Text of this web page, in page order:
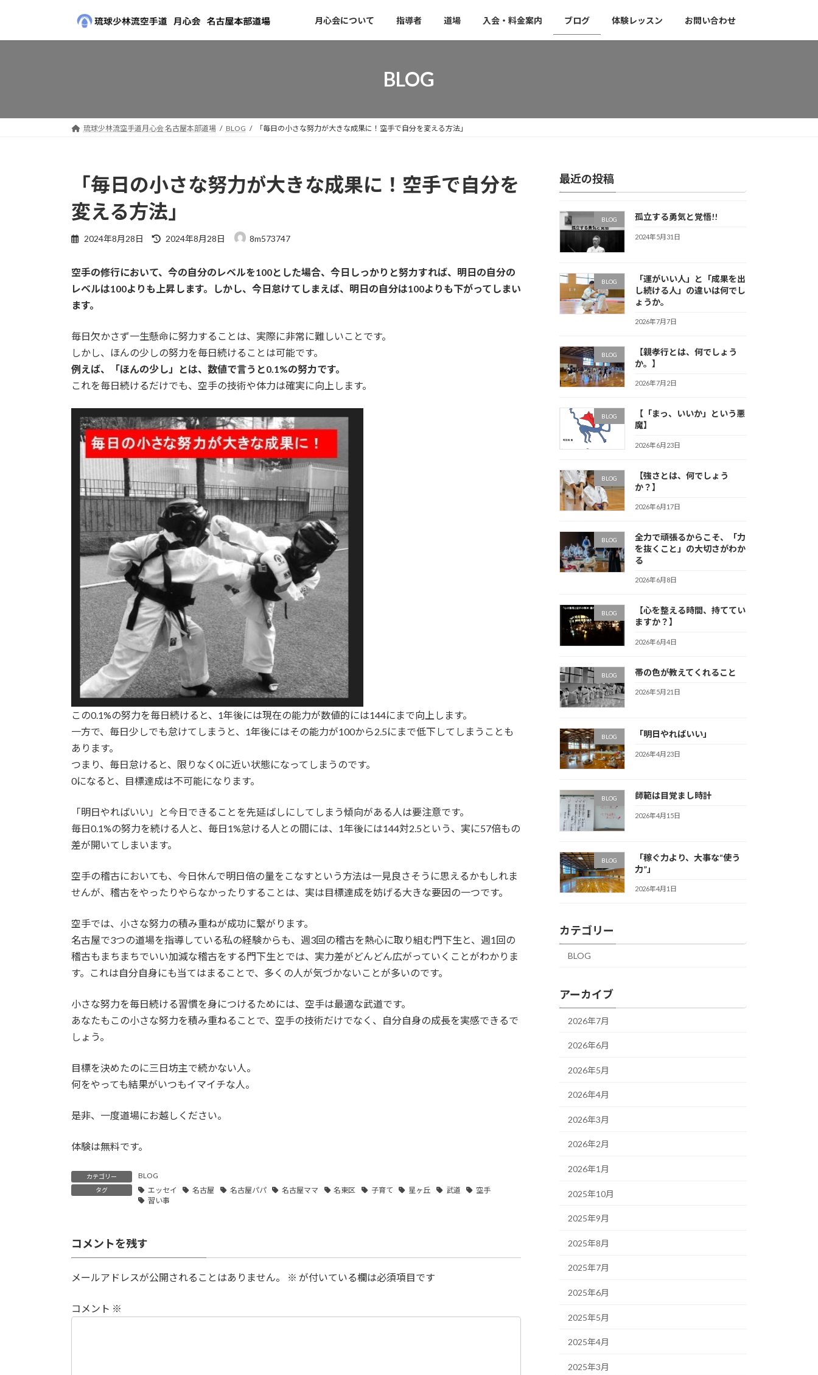
月心会について 指導者 道場 入会・料金案内 ブログ 体験レッスン お問い合わせ
BLOG
琉球少林流空手道月心会 名古屋本部道場 BLOG 「毎日の小さな努力が大きな成果に！空手で自分を変える方法」
「毎日の小さな努力が大きな成果に！空手で自分を
変える方法」
2024年8月28日
最
新
日
時
2024年8月28日 8m573747
空手の修行において、今の自分のレベルを100とした場合、今日しっかりと努力すれば、明日の自分の
レベルは100よりも上昇します。しかし、今日怠けてしまえば、明日の自分は100よりも下がってしまい
ます。
毎日欠かさず一生懸命に努力することは、実際に非常に難しいことです。
しかし、ほんの少しの努力を毎日続けることは可能です。
例えば、「ほんの少し」とは、数値で言うと0.1%の努力です。
これを毎日続けるだけでも、空手の技術や体力は確実に向上します。
この0.1%の努力を毎日続けると、1年後には現在の能力が数値的には144にまで向上します。
一方で、毎日少しでも怠けてしまうと、1年後にはその能力が100から2.5にまで低下してしまうことも
あります。
つまり、毎日怠けると、限りなく0に近い状態になってしまうのです。
0になると、目標達成は不可能になります。
「明日やればいい」と今日できることを先延ばしにしてしまう傾向がある人は要注意です。
毎日0.1%の努力を続ける人と、毎日1%怠ける人との間には、1年後には144対2.5という、実に57倍もの
差が開いてしまいます。
空手の稽古においても、今日休んで明日倍の量をこなすという方法は一見良さそうに思えるかもしれま
せんが、稽古をやったりやらなかったりすることは、実は目標達成を妨げる大きな要因の一つです。
空手では、小さな努力の積み重ねが成功に繋がります。
名古屋で3つの道場を指導している私の経験からも、週3回の稽古を熱心に取り組む門下生と、週1回の
稽古もまちまちでいい加減な稽古をする門下生とでは、実力差がどんどん広がっていくことがわかりま
す。これは自分自身にも当てはまることで、多くの人が気づかないことが多いのです。
小さな努力を毎日続ける習慣を身につけるためには、空手は最適な武道です。
あなたもこの小さな努力を積み重ねることで、空手の技術だけでなく、自分自身の成長を実感できるで
しょう。
目標を決めたのに三日坊主で続かない人。
何をやっても結果がいつもイマイチな人。
是非、一度道場にお越しください。
体験は無料です。
カテゴリー BLOG
タグ エッセイ 名古屋 名古屋パパ 名古屋ママ 名東区 子育て 星ヶ丘 武道
空手
習い事
コメントを残す
メールアドレスが公開されることはありません。 ※ が付いている欄は必須項目です
コメント ※
最近の投稿
BLOG 孤立する勇気と覚悟!!
2024年5月31日
BLOG
「運がいい人」と「成果を出
し続ける人」の違いは何でし
ょうか。
2026年7月7日
BLOG
【親孝行とは、何でしょう
か。】
2026年7月2日
BLOG
【「まっ、いいか」という悪
魔】
2026年6月23日
BLOG
【強さとは、何でしょう
か？】
2026年6月17日
BLOG
全力で頑張るからこそ、「力
を抜くこと」の大切さがわか
る
2026年6月8日
BLOG
【心を整える時間、持ててい
ますか？】
2026年6月4日
BLOG 帯の色が教えてくれること
2026年5月21日
BLOG 「明日やればいい」
2026年4月23日
BLOG 師範は目覚まし時計
2026年4月15日
BLOG
「稼ぐ力より、大事な“使う
力”」
2026年4月1日
カテゴリー
BLOG
アーカイブ
2026年7月
2026年6月
2026年5月
2026年4月
2026年3月
2026年2月
2026年1月
2025年10月
2025年9月
2025年8月
2025年7月
2025年6月
2025年5月
2025年4月
2025年3月